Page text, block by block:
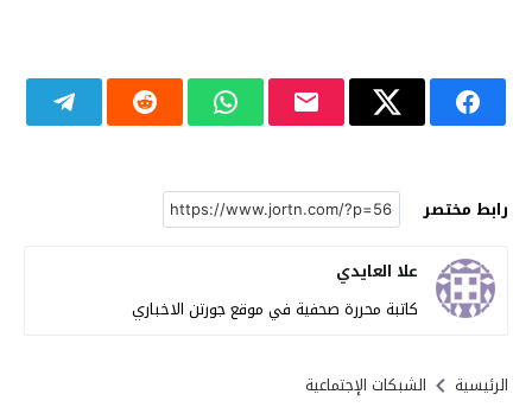
رابط مختصر
علا العايدي
كاتبة محررة صحفية في موقع جورتن الاخباري
الرئيسية الشبكات الإجتماعية